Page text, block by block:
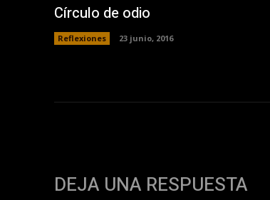
Círculo de odio
Reflexiones 23 junio, 2016
DEJA UNA RESPUESTA